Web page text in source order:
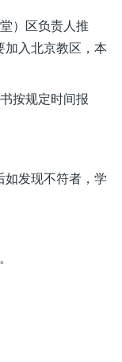
）区负责人推
入北京教区，本
按规定时间报
发现不符者，学